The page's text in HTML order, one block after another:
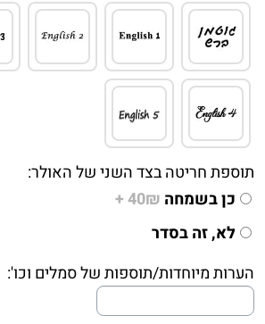
תוספת חריטה בצד השני של האולר:
כן בשמחה 40₪ +
לא, זה בסדר
הערות מיוחדות/תוספות של סמלים וכו':